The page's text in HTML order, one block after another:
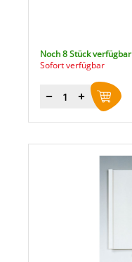
Noch 8 Stück verfügbar
Sofort verfügbar
Menge